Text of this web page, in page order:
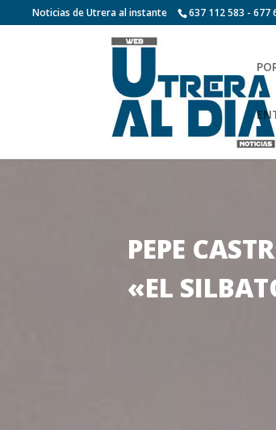
Noticias de Utrera al instante 637 112 583 - 677
PEPE
«EL